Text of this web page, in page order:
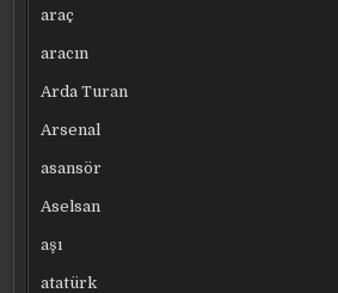
araç
aracın
Arda Turan
Arsenal
asansör
Aselsan
aşı
atatürk